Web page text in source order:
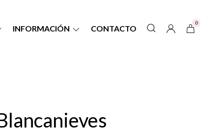
INFORMACIÓN CONTACTO
0